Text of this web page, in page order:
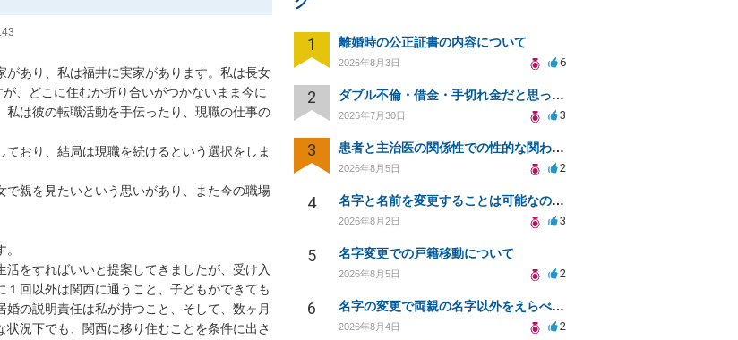
あり、私は福井に実家があります。私は長女
、どこに住むか折り合いがつかないまま今に
は彼の転職活動を手伝ったり、現職の仕事の
おり、結局は現職を続けるという選択をしま
親を見たいという思いがあり、また今の職場
をすればいいと提案してきましたが、受け入
回以外は関西に通うこと、子どもができても
の説明責任は私が持つこと、そして、数ヶ月
況下でも、関西に移り住むことを条件に出さ
1 離婚時の公正証書の内容について
2026年8月3日 6
2 ダブル不倫・借金・手切れ金だと思っていたお金を1年後いまさら脅迫罪として通知書が来てまとめて請求
2026年7月30日 3
3 患者と主治医の関係性での性的な関わりからのトラブル
2026年8月5日 2
4 名字と名前を変更することは可能なのか？
2026年8月2日 3
5 名字変更での戸籍移動について
2026年8月5日 2
6 名字の変更で両親の名字以外をえらべるのか？
2026年8月4日 2